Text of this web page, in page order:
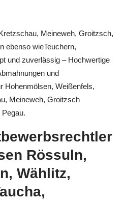
Meineweh, Groitzsch,
ebenso wieTeuchern,
und zuverlässig – Hochwertige
und
Hohenmölsen, Weißenfels,
Meineweh, Groitzsch
Rössuln,
Wählitz,